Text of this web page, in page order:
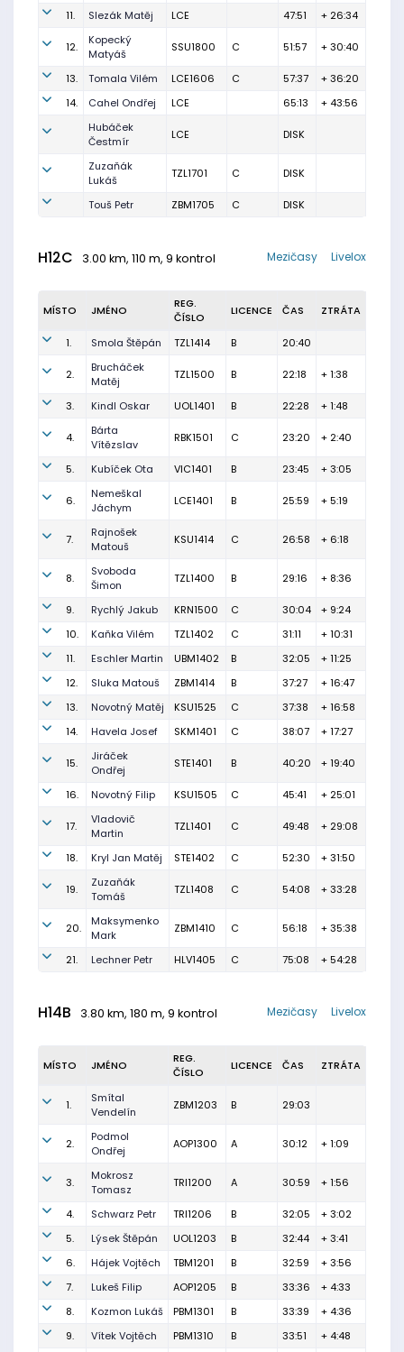
11.
Slezák Matěj LCE 47:51 + 26:34
12.
Kopecký
Matyáš
SSU1800 C 51:57 + 30:40
13. Tomala Vilém LCE1606 C 57:37
+ 36:20
14.
Cahel Ondřej LCE 65:13
+ 43:56
Hubáček
Čestmír
LCE DISK
Zuzaňák
Lukáš
TZL1701 C DISK
Touš Petr ZBM1705 C DISK
H12C 3.00 km, 110 m, 9 kontrol Livelox
Mezičasy
MÍSTO JMÉNO
REG.
ČÍSLO
LICENCE ČAS ZTRÁTA
1. Smola Štěpán TZL1414 B 20:40
2.
Brucháček
Matěj
TZL1500 B 22:18 + 1:38
3. Kindl Oskar UOL1401 B 22:28 + 1:48
4.
Bárta
Vítězslav
RBK1501 C 23:20 + 2:40
5. Kubíček Ota VIC1401 B 23:45 + 3:05
6.
Nemeškal
Jáchym
LCE1401 B 25:59 + 5:19
7.
Rajnošek
Matouš
KSU1414 C 26:58 + 6:18
8.
Svoboda
Šimon
TZL1400 B 29:16 + 8:36
9. Rychlý Jakub KRN1500 C 30:04
+ 9:24
10.
Kaňka Vilém TZL1402 C 31:11
+ 10:31
11.
Eschler Martin UBM1402 B 32:05
+ 11:25
12.
Sluka Matouš ZBM1414 B 37:27
+ 16:47
13.
Novotný Matěj KSU1525 C 37:38
+ 16:58
14.
Havela Josef SKM1401 C 38:07 + 17:27
15.
Jiráček
Ondřej
STE1401 B 40:20 + 19:40
16. Novotný Filip KSU1505 C 45:41 + 25:01
17.
Vladovič
Martin
TZL1401 C 49:48 + 29:08
18. Kryl Jan Matěj STE1402 C 52:30 + 31:50
19.
Zuzaňák
Tomáš
TZL1408 C 54:08 + 33:28
20.
Maksymenko
Mark
ZBM1410 C 56:18 + 35:38
21. Lechner Petr HLV1405 C 75:08 + 54:28
H14B 3.80 km, 180 m, 9 kontrol Livelox
Mezičasy
MÍSTO JMÉNO
REG.
ČÍSLO
LICENCE ČAS ZTRÁTA
1.
Smítal
Vendelín
ZBM1203 B 29:03
2.
Podmol
Ondřej
AOP1300 A 30:12 + 1:09
3.
Mokrosz
Tomasz
TRI1200 A 30:59 + 1:56
4. Schwarz Petr TRI1206 B 32:05
+ 3:02
5.
Lýsek Štěpán UOL1203 B 32:44
+ 3:41
6.
Hájek Vojtěch TBM1201 B 32:59
+ 3:56
7.
Lukeš Filip AOP1205 B 33:36
+ 4:33
8.
Kozmon Lukáš PBM1301 B 33:39
+ 4:36
9.
Vítek Vojtěch PBM1310 B 33:51 + 4:48